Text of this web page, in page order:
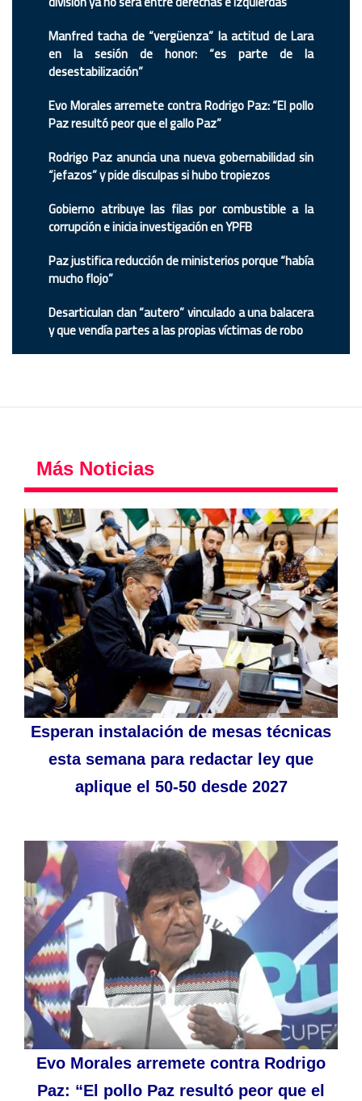
Manfred tacha de “vergüenza” la actitud de Lara
en la sesión de honor: “es parte de la
desestabilización”
Evo Morales arremete contra Rodrigo Paz: “El pollo
Paz resultó peor que el gallo Paz”
Rodrigo Paz anuncia una nueva gobernabilidad sin
“jefazos” y pide disculpas si hubo tropiezos
Gobierno atribuye las filas por combustible a la
corrupción e inicia investigación en YPFB
Paz justifica reducción de ministerios porque “había
mucho flojo”
Desarticulan clan “autero” vinculado a una balacera
y que vendía partes a las propias víctimas de robo
Más Noticias
Esperan instalación de mesas técnicas
esta semana para redactar ley que
aplique el 50-50 desde 2027
Evo Morales arremete contra Rodrigo
Paz: “El pollo Paz resultó peor que el